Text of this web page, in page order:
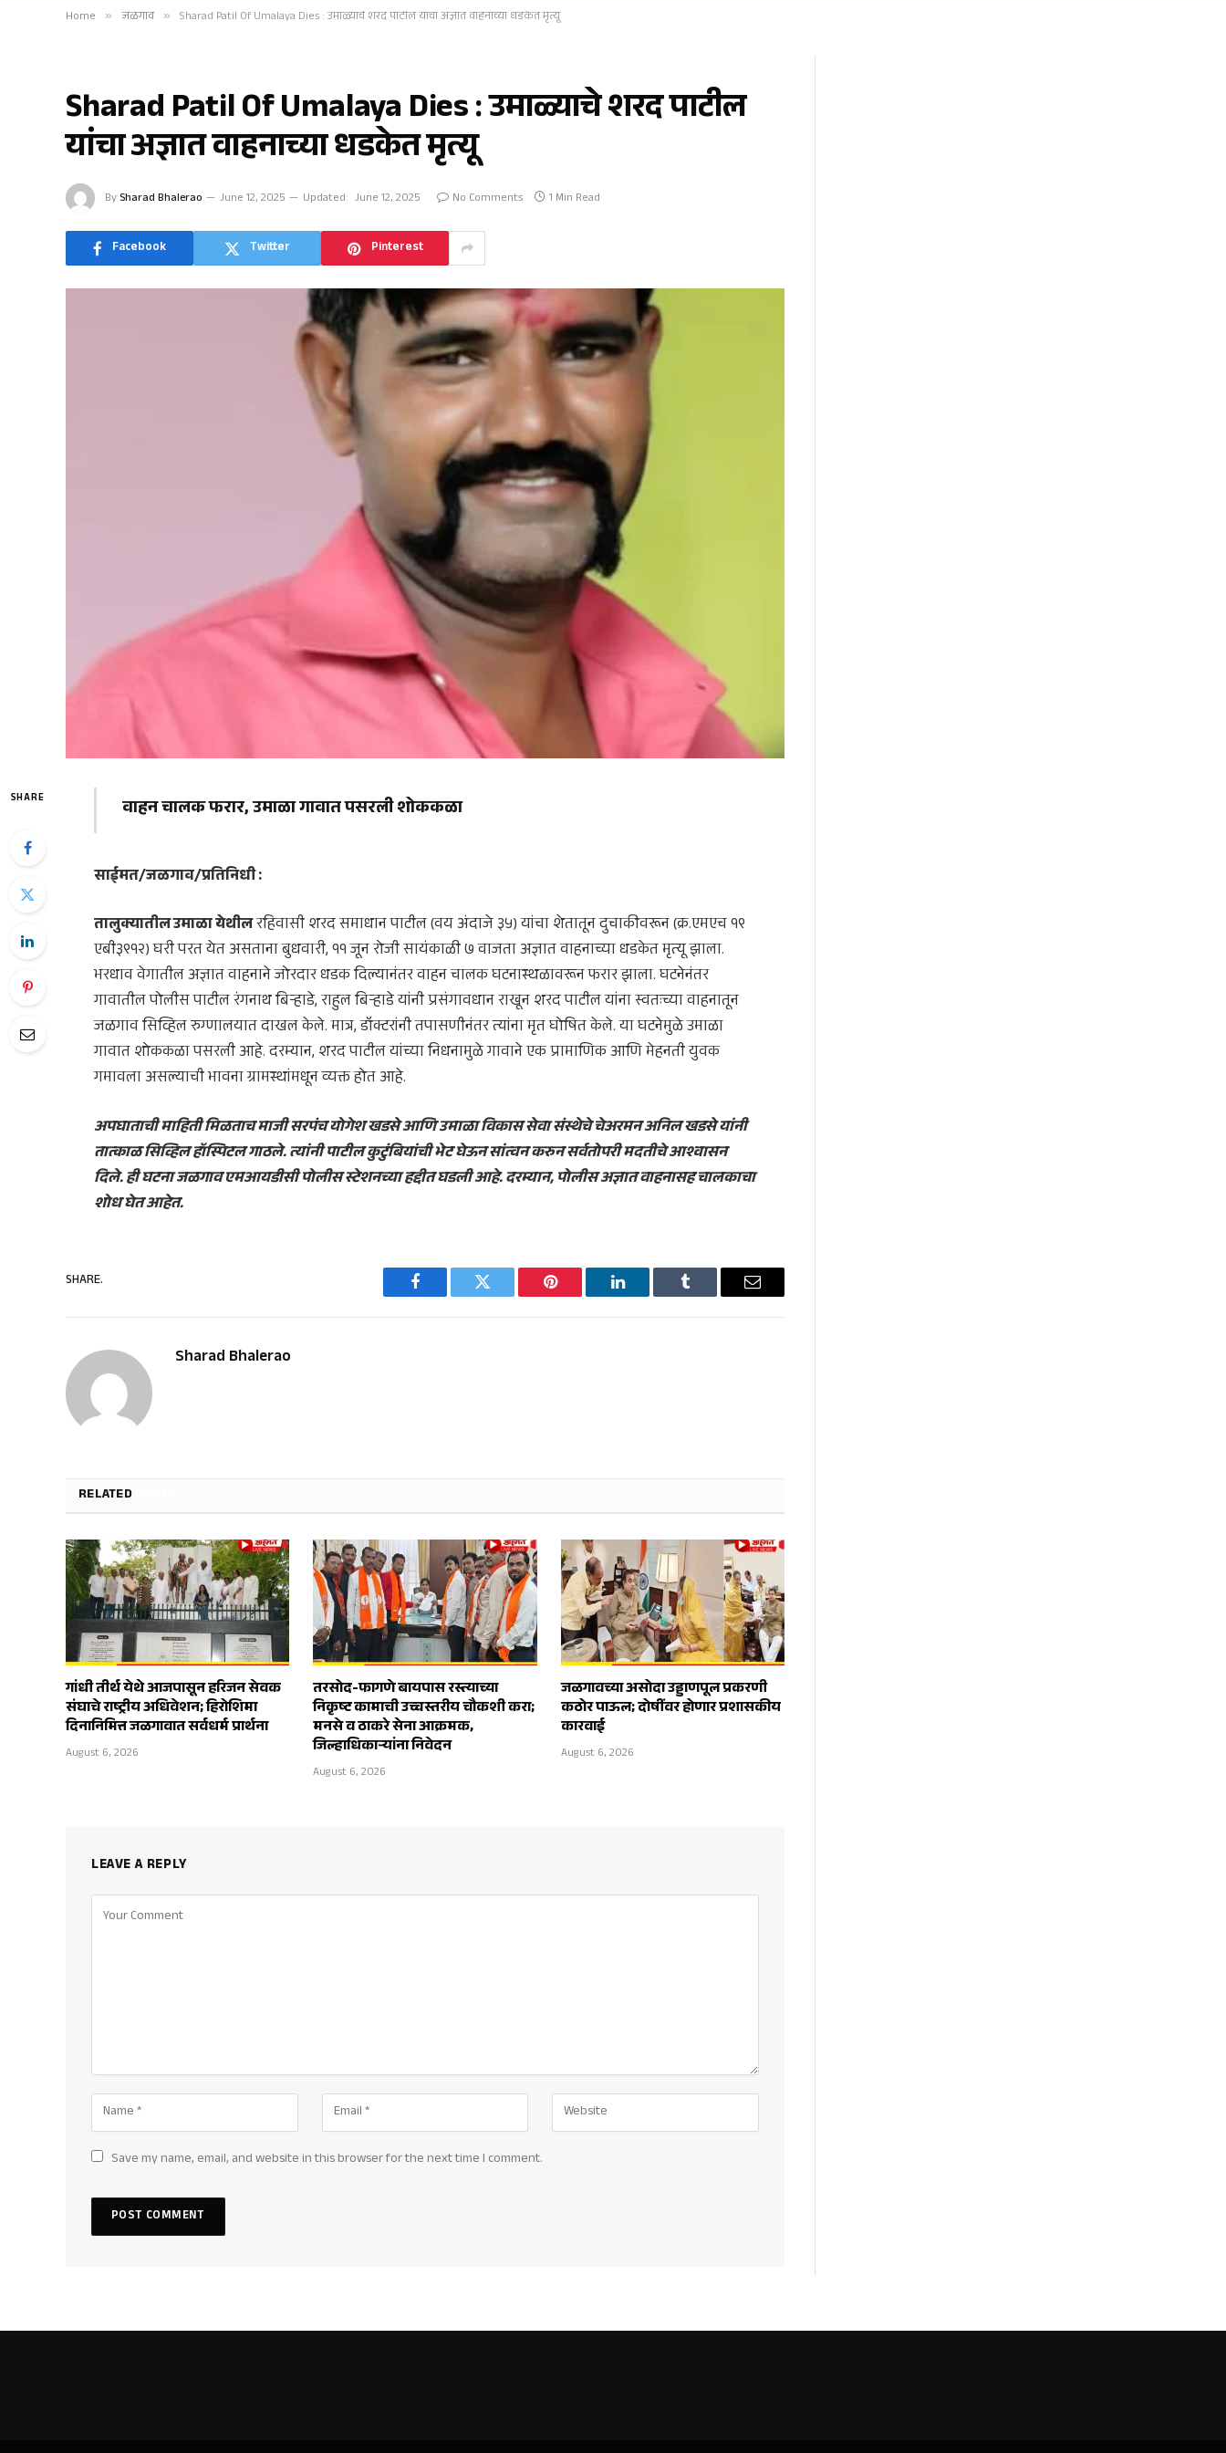
Home » जळगाव » Sharad Patil Of Umalaya Dies : उमाळ्याचे शरद पाटील यांचा अज्ञात वाहनाच्या धडकेत मृत्यू
Sharad Patil Of Umalaya Dies : उमाळ्याचे शरद पाटील
यांचा अज्ञात वाहनाच्या धडकेत मृत्यू
By Sharad Bhalerao June 12, 2025 Updated: June 12, 2025 No Comments 1 Min Read
Facebook Twitter Pinterest
SHARE वाहन चालक फरार, उमाळा गावात पसरली शोककळा
साईमत/जळगाव/प्रतिनिधी :
तालुक्यातील उमाळा येथीलरहिवासी शरद समाधान पाटील (वय अंदाजे ३५) यांचा शेतातून दुचाकीवरून (क्र.एमएच १९
एबी३९१२) घरी परत येत असताना बुधवारी, ११ जून रोजी सायंकाळी ७ वाजता अज्ञात वाहनाच्या धडकेत मृत्यू झाला.
भरधाव वेगातील अज्ञात वाहनाने जोरदार धडक दिल्यानंतर वाहन चालक घटनास्थळावरून फरार झाला. घटनेनंतर
गावातील पोलीस पाटील रंगनाथ बिऱ्हाडे, राहुल बिऱ्हाडे यांनी प्रसंगावधान राखून शरद पाटील यांना स्वतःच्या वाहनातून
जळगाव सिव्हिल रुग्णालयात दाखल केले. मात्र, डॉक्टरांनी तपासणीनंतर त्यांना मृत घोषित केले. या घटनेमुळे उमाळा
गावात शोककळा पसरली आहे. दरम्यान, शरद पाटील यांच्या निधनामुळे गावाने एक प्रामाणिक आणि मेहनती युवक
गमावला असल्याची भावना ग्रामस्थांमधून व्यक्त होत आहे.
अपघाताची माहिती मिळताच माजी सरपंच योगेश खडसे आणि उमाळा विकास सेवा संस्थेचे चेअरमन अनिल खडसे यांनी
तात्काळ सिव्हिल हॉस्पिटल गाठले. त्यांनी पाटील कुटुंबियांची भेट घेऊन सांत्वन करुन सर्वतोपरी मदतीचे आश्वासन
दिले. ही घटना जळगाव एमआयडीसी पोलीस स्टेशनच्या हद्दीत घडली आहे. दरम्यान, पोलीस अज्ञात वाहनासह चालकाचा
शोध घेत आहेत.
SHARE.
Facebook Twitter Pinterest LinkedIn Tumblr Email
Sharad Bhalerao
RELATED
गांधी तीर्थ येथे आजपासून हरिजन सेवक
संघाचे राष्ट्रीय अधिवेशन; हिरोशिमा
दिनानिमित्त जळगावात सर्वधर्म प्रार्थना
August 6, 2026
तरसोद-फागणे बायपास रस्त्याच्या
निकृष्ट कामाची उच्चस्तरीय चौकशी करा;
मनसे व ठाकरे सेना आक्रमक,
जिल्हाधिकाऱ्यांना निवेदन
August 6, 2026
जळगावच्या असोदा उड्डाणपूल प्रकरणी
कठोर पाऊल; दोषींवर होणार प्रशासकीय
कारवाई
August 6, 2026
LEAVE A REPLY
Save my name, email, and website in this browser for the next time I comment.